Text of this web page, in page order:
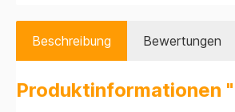
Beschreibung Bewertungen
Produktinformationen